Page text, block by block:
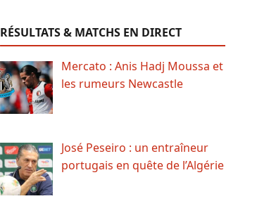
RÉSULTATS & MATCHS EN DIRECT
Mercato : Anis Hadj Moussa et
les rumeurs Newcastle
José Peseiro : un entraîneur
portugais en quête de l’Algérie